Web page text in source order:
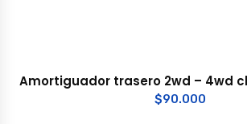
Amortiguador trasero 2wd – 4wd
$90.000